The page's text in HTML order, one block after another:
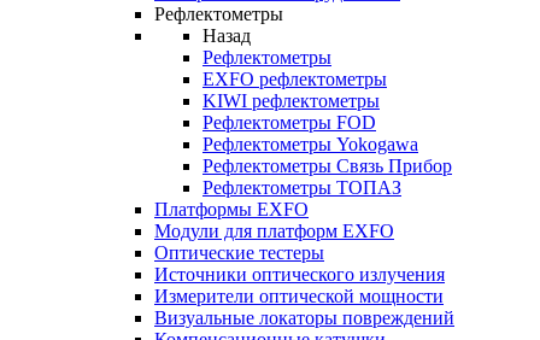
Рефлектометры
Назад
Рефлектометры
EXFO рефлектометры
KIWI рефлектометры
Рефлектометры FOD
Рефлектометры Yokogawa
Рефлектометры Связь Прибор
Рефлектометры ТОПАЗ
Платформы EXFO
Модули для платформ EXFO
Оптические тестеры
Источники оптического излучения
Измерители оптической мощности
Визуальные локаторы повреждений